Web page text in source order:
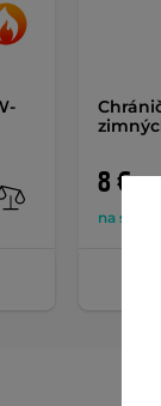
8 €
na sklade